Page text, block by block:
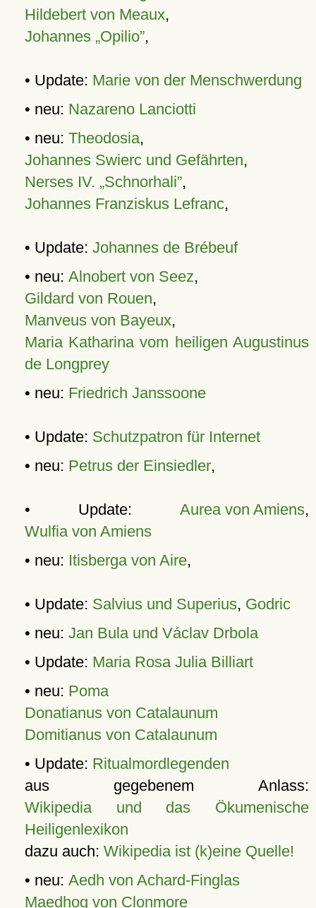
Hildebert von Meaux,
Johannes „Opilio”,
• Update: Marie von der Menschwerdung
• neu: Nazareno Lanciotti
• neu: Theodosia,
Johannes Swierc und Gefährten,
Nerses IV. „Schnorhali”,
Johannes Franziskus Lefranc,
• Update: Johannes de Brébeuf
• neu: Alnobert von Seez,
Gildard von Rouen,
Manveus von Bayeux,
Maria Katharina vom heiligen Augustinus
de Longprey
• neu: Friedrich Janssoone
• Update: Schutzpatron für Internet
• neu: Petrus der Einsiedler,
• Update: Aurea von Amiens,
Wulfia von Amiens
• neu: Itisberga von Aire,
• Update: Salvius und Superius, Godric
• neu: Jan Bula und Václav Drbola
• Update: Maria Rosa Julia Billiart
• neu: Poma
Donatianus von Catalaunum
Domitianus von Catalaunum
• Update: Ritualmordlegenden
aus gegebenem Anlass:
Wikipedia und das Ökumenische
Heiligenlexikon
dazu auch: Wikipedia ist (k)eine Quelle!
• neu: Aedh von Achard-Finglas
Maedhog von Clonmore